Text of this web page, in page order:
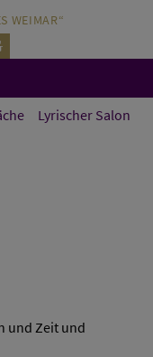
WEIMAR“
Lyrischer Salon
und Zeit und